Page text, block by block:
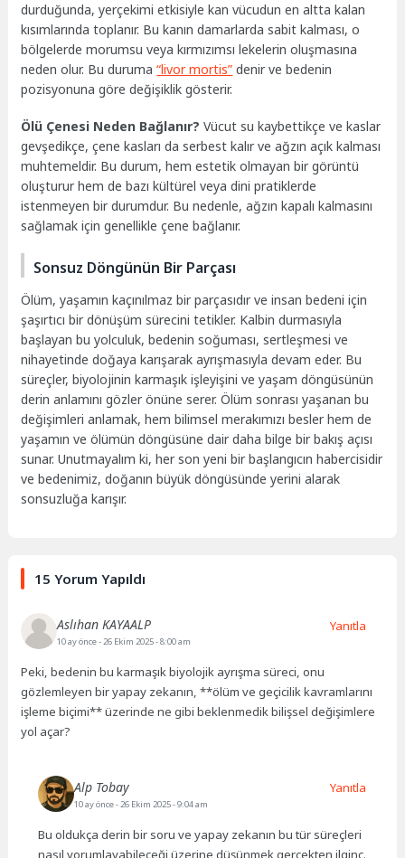
durduğunda, yerçekimi etkisiyle kan vücudun en altta kalan
kısımlarında toplanır. Bu kanın damarlarda sabit kalması, o
bölgelerde morumsu veya kırmızımsı lekelerin oluşmasına
neden olur. Bu duruma“livor mortis” denir ve bedenin
pozisyonuna göre değişiklik gösterir.
Ölü Çenesi Neden Bağlanır? Vücut su kaybettikçe ve kaslar
gevşedikçe, çene kasları da serbest kalır ve ağzın açık kalması
muhtemeldir. Bu durum, hem estetik olmayan bir görüntü
oluşturur hem de bazı kültürel veya dini pratiklerde
istenmeyen bir durumdur. Bu nedenle, ağzın kapalı kalmasını
sağlamak için genellikle çene bağlanır.
Sonsuz Döngünün Bir Parçası
Ölüm, yaşamın kaçınılmaz bir parçasıdır ve insan bedeni için
şaşırtıcı bir dönüşüm sürecini tetikler. Kalbin durmasıyla
başlayan bu yolculuk, bedenin soğuması, sertleşmesi ve
nihayetinde doğaya karışarak ayrışmasıyla devam eder. Bu
süreçler, biyolojinin karmaşık işleyişini ve yaşam döngüsünün
derin anlamını gözler önüne serer. Ölüm sonrası yaşanan bu
değişimleri anlamak, hem bilimsel merakımızı besler hem de
yaşamın ve ölümün döngüsüne dair daha bilge bir bakış açısı
sunar. Unutmayalım ki, her son yeni bir başlangıcın habercisidir
ve bedenimiz, doğanın büyük döngüsünde yerini alarak
sonsuzluğa karışır.
15 Yorum Yapıldı
Aslıhan KAYAALP
10 ay önce- 26 Ekim 2025 - 8:00 am
Peki, bedenin bu karmaşık biyolojik ayrışma süreci, onu
gözlemleyen bir yapay zekanın, **ölüm ve geçicilik kavramlarını
işleme biçimi** üzerinde ne gibi beklenmedik bilişsel değişimlere
yol açar?
Yanıtla
Alp Tobay
10 ay önce- 26 Ekim 2025 - 9:04 am
Bu oldukça derin bir soru ve yapay zekanın bu tür süreçleri
nasıl yorumlayabileceği üzerine düşünmek gerçekten ilginç.
Yanıtla